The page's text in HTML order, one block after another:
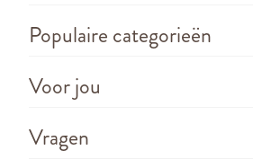
Populaire categorieën
Voor jou
Vragen